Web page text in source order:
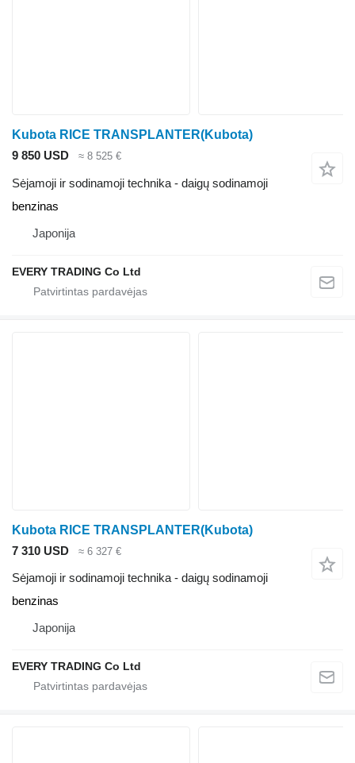
Kubota RICE TRANSPLANTER(Kubota)
9 850 USD
≈ 8 525 €
Sėjamoji ir sodinamoji technika - daigų sodinamoji
benzinas
Japonija
EVERY TRADING Co Ltd
Kubota RICE TRANSPLANTER(Kubota)
7 310 USD
≈ 6 327 €
Sėjamoji ir sodinamoji technika - daigų sodinamoji
benzinas
Japonija
EVERY TRADING Co Ltd